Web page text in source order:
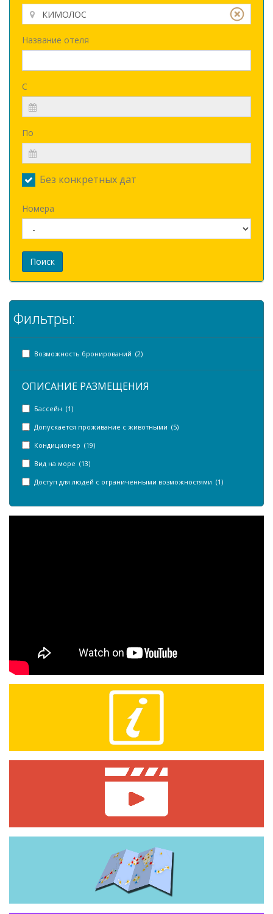
Название отеля
С
По
Без конкретных дат
Номера
Поиск
Фильтры:
Возможность бронирований (2)
ОПИСАНИЕ РАЗМЕЩЕНИЯ
Бассейн (1)
Допускается проживание с животными (5)
Кондиционер (19)
Вид на море (13)
Доступ для людей с ограниченными возможностями (1)